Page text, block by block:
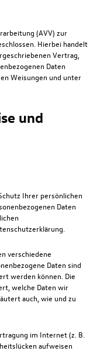
(AVV) zur
Hierbei handelt
Vertrag,
Daten
Weisungen und unter
und
Ihrer persönlichen
Daten
verschiedene
Daten sind
werden können. Die
welche Daten wir
auch, wie und zu
im Internet (z. B.
aufweisen